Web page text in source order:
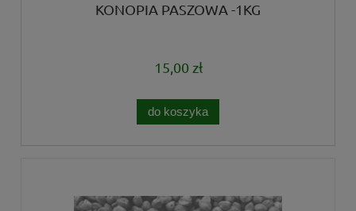
KONOPIA PASZOWA -1KG
15,00 zł
do koszyka